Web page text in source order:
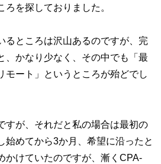
を探しておりました。
るところは沢山あるのですが、完
、かなり少なく、その中でも「最
モート」というところが殆どでし
すが、それだと私の場合は最初の
始めてから3か月、希望に沿ったと
かけていたのですが、漸くCPA-